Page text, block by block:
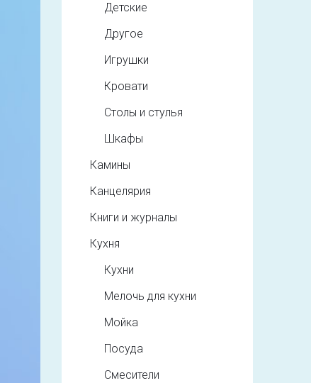
Детские
Другое
Игрушки
Кровати
Столы и стулья
Шкафы
Камины
Канцелярия
Книги и журналы
Кухня
Кухни
Мелочь для кухни
Мойка
Посуда
Смесители